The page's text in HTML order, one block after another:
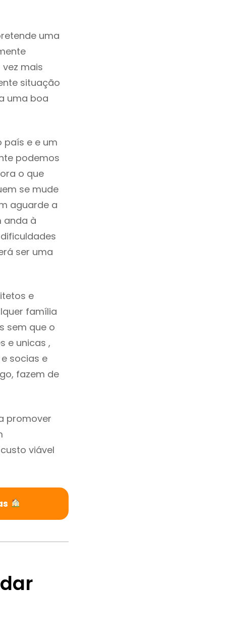
uma
mais
situação
uma boa
país e e um
podemos
o que
se mude
aguarde a
anda à
ser uma
e
família
sem que o
e unicas ,
socias e
fazem de
promover
viável